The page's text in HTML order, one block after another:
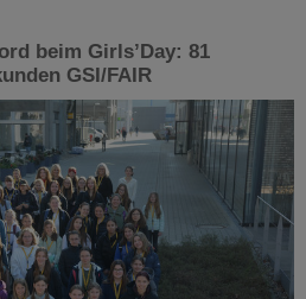
beim Girls’Day: 81
GSI/FAIR